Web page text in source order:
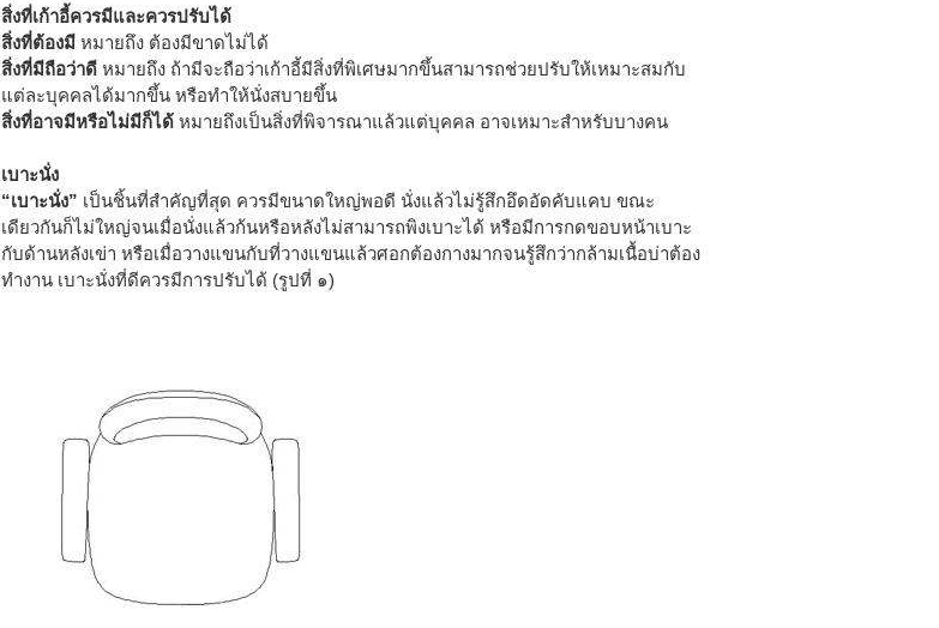
สิ่งที่เก้าอี้ควรมีและควรปรับได้
สิ่งที่ต้องมี หมายถึง ต้องมีขาดไม่ได้
สิ่งที่มีถือว่าดี หมายถึง ถ้ามีจะถือว่าเก้าอี้มีสิ่งที่พิเศษมากขึ้นสามารถช่วยปรับให้เหมาะสมกับ
แต่ละบุคคลได้มากขึ้น หรือทำให้นั่งสบายขึ้น
สิ่งที่อาจมีหรือไม่มีก็ได้ หมายถึงเป็นสิ่งที่พิจารณาแล้วแต่บุคคล อาจเหมาะสำหรับบางคน
เบาะนั่ง
“เบาะนั่ง” เป็นชิ้นที่สำคัญที่สุด ควรมีขนาดใหญ่พอดี นั่งแล้วไม่รู้สึกอึดอัดคับแคบ ขณะ
เดียวกันก็ไม่ใหญ่จนเมื่อนั่งแล้วก้นหรือหลังไม่สามารถพิงเบาะได้ หรือมีการกดขอบหน้าเบาะ
กับด้านหลังเข่า หรือเมื่อวางแขนกับที่วางแขนแล้วศอกต้องกางมากจนรู้สึกว่ากล้ามเนื้อบ่าต้อง
ทำงาน เบาะนั่งที่ดีควรมีการปรับได้ (รูปที่ ๑)